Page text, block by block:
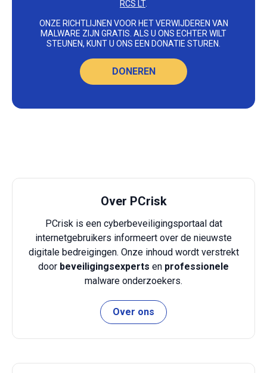
RCS LT.
ONZE RICHTLIJNEN VOOR HET VERWIJDEREN VAN
MALWARE ZIJN GRATIS. ALS U ONS ECHTER WILT
STEUNEN, KUNT U ONS EEN DONATIE STUREN.
DONEREN
Over PCrisk
PCrisk is een cyberbeveiligingsportaal dat
internetgebruikers informeert over de nieuwste
digitale bedreigingen. Onze inhoud wordt verstrekt
door beveiligingsexperts en professionele
malware onderzoekers.
Over ons